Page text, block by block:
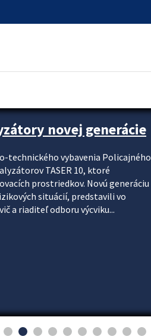
novej generácie
technického vybavenia Policajného
TASER 10, ktoré
prostriedkov. Novú generáciu
situácií, predstavili vo
a riaditeľ odboru výcviku...